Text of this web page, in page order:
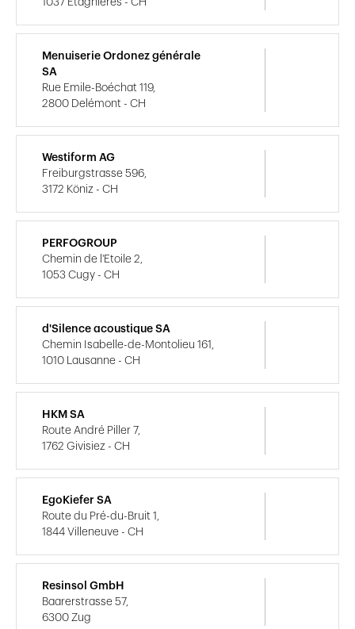
Menuiserie Ordonez générale
SA
Rue Emile-Boéchat 119,
2800 Delémont - CH
Westiform AG
Freiburgstrasse 596,
3172 Köniz - CH
PERFOGROUP
Chemin de l'Etoile 2,
1053 Cugy - CH
d'Silence acoustique SA
Chemin Isabelle-de-Montolieu 161,
1010 Lausanne - CH
HKM SA
Route André Piller 7,
1762 Givisiez - CH
EgoKiefer SA
Route du Pré-du-Bruit 1,
1844 Villeneuve - CH
Resinsol GmbH
Baarerstrasse 57,
6300 Zug